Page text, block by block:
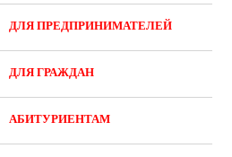
ДЛЯ ПРЕДПРИНИМАТЕЛЕЙ
ДЛЯ ГРАЖДАН
АБИТУРИЕНТАМ